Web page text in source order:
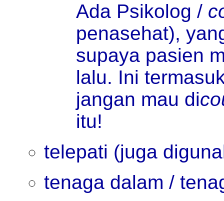
Ada Psikolog /
penasehat),
supaya pasien
lalu. Ini
jangan mau di
itu!
telepati (juga
tenaga dalam /